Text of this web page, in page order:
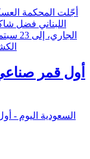
أجّلت المحكمة
أول قمر